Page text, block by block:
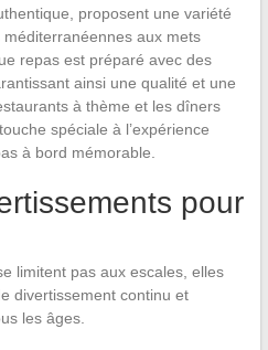
proposent une variété
aux mets
repas est préparé avec des
ainsi une qualité et une
à thème et les dîners
spéciale à l’expérience
à bord mémorable.
pour
limitent pas aux escales, elles
divertissement continu et
les âges.